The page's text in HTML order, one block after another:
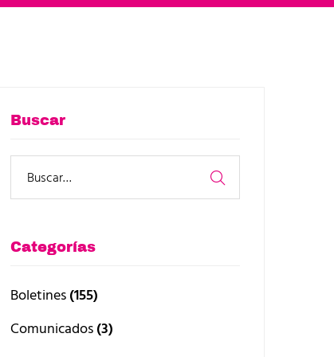
Buscar
Categorías
Boletines(155)
Comunicados(3)